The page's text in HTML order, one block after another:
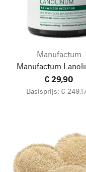
Manufactum
Manufactum
€ 29,90
Basisprijs: €